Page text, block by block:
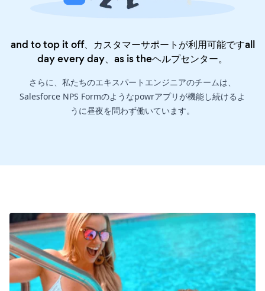
and to top it off、カスタマーサポートが利用可能ですall
day every day、as is theヘルプセンター。
さらに、私たちのエキスパートエンジニアのチームは、
Salesforce NPS Formのようなpowrアプリが機能し続けるよ
うに昼夜を問わず働いています。